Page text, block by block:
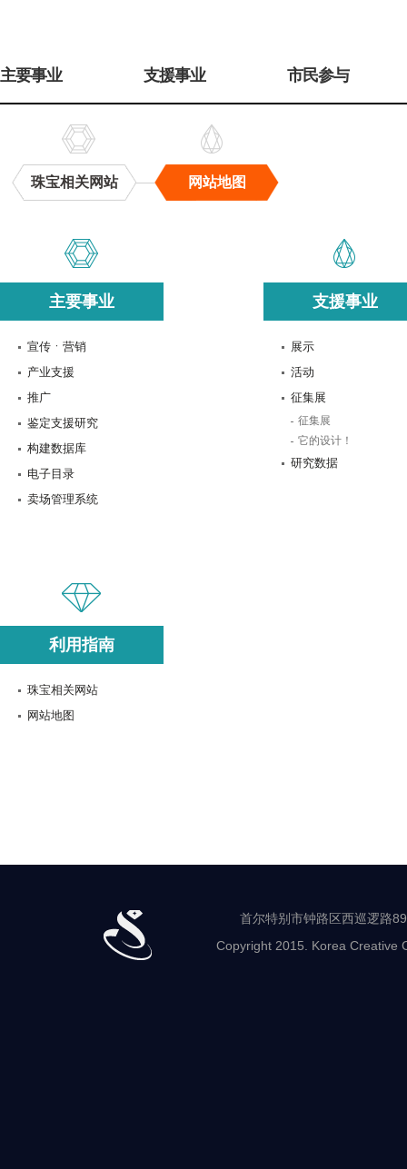
메
主要事业 支援事业 市民参与
珠宝相关网站 网站地图
主要事业
宣传ㆍ营销
产业支援
推广
鉴定支援研究
构建数据库
电子目录
卖场管理系统
支援事业
展示
活动
征集展
征集展
它的设计！
研究数据
利用指南
珠宝相关网站
网站地图
首尔特别市钟路区西巡逻路
Copyright 2015. Korea Creative